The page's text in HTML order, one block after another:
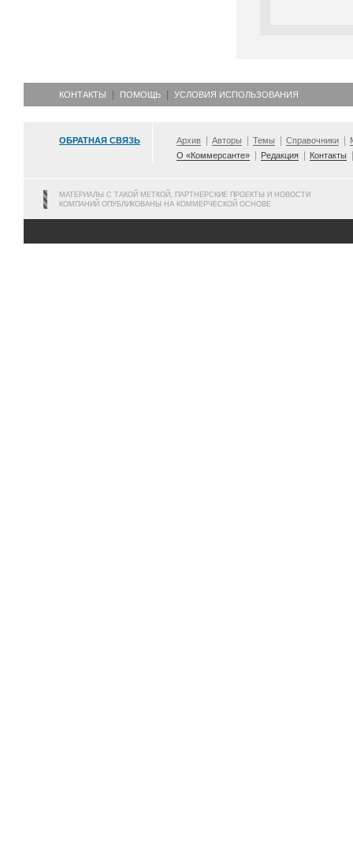
КОНТАКТЫ ПОМОЩЬ УСЛОВИЯ ИСПОЛЬЗОВАНИЯ
ОБРАТНАЯ СВЯЗЬ Архив Авторы Темы Справочники
О «Коммерсанте»
Редакция Контакты
МАТЕРИАЛЫ С ТАКОЙ МЕТКОЙ, ПАРТНЕРСКИЕ ПРОЕКТЫ И НОВОСТИ
КОМПАНИЙ ОПУБЛИКОВАНЫ НА КОММЕРЧЕСКОЙ ОСНОВЕ